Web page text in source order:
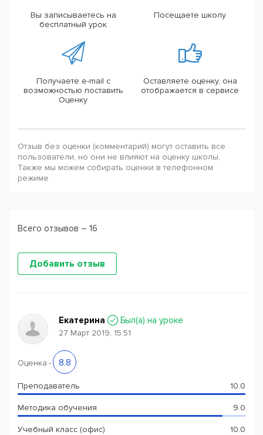
Вы записываетесь на
бесплатный урок
Посещаете школу
Получаете e-mail с
возможностью поставить
Оценку
Оставляете оценку, она
отображается в сервисе
Отзыв без оценки (комментарий) могут оставить все
пользователи, но они не влияют на оценку школы,
Также мы можем собирать оценки в телефонном
режиме
Всего отзывов – 16
Добавить отзыв
Екатерина Был(a) на уроке
27 Март 2019, 15:51
Оценка - 8.8
Преподаватель 10.0
Методика обучения 9.0
Учебный класс (офис) 10.0